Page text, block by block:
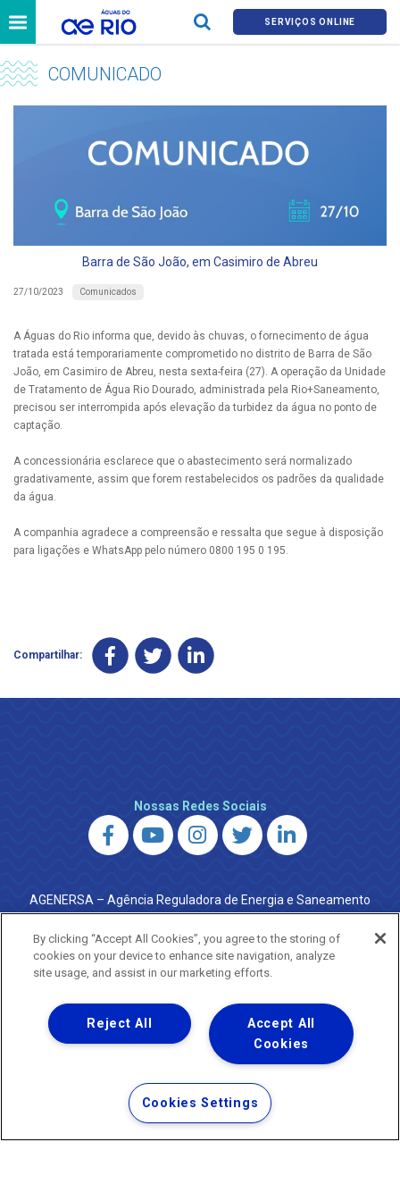
SERVIÇOS ONLINE
COMUNICADO
Barra de São João, em Casimiro de Abreu
27/10/2023 Comunicados
A Águas do Rio informa que, devido às chuvas, o fornecimento de água
tratada está temporariamente comprometido no distrito de Barra de São
João, em Casimiro de Abreu, nesta sexta-feira (27). A operação da Unidade
de Tratamento de Água Rio Dourado, administrada pela Rio+Saneamento,
precisou ser interrompida após elevação da turbidez da água no ponto de
captação.
A concessionária esclarece que o abastecimento será normalizado
gradativamente, assim que forem restabelecidos os padrões da qualidade
da água.
A companhia agradece a compreensão e ressalta que segue à disposição
para ligações e WhatsApp pelo número 0800 195 0 195.
Compartilhar:
Nossas Redes Sociais
AGENERSA – Agência Reguladora de Energia e Saneamento
do Estado do Rio de Janeiro
0800 024 9040 · (21) 2332-6457 (WhatsApp) ·
ouvidoria@agenersa.rj.gov.br/ouvidoria.agenersa@gmail.com
·http://www.agenersa.rj.gov.br
Uma empresa
Copyright ® 2026 - Todos os Direitos Reservados.
Termos Gerais de Uso de Sites e Aplicativos
Política de Privacidade e Proteção de Dados
By clicking “Accept All Cookies”, you agree to the storing of
cookies on your device to enhance site navigation, analyze
site usage, and assist in our marketing efforts.
Accept All
Cookies
Reject All
Cookies Settings